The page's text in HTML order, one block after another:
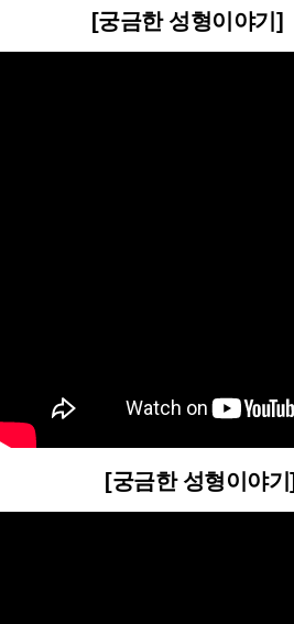
[궁금한 성형이야기]
[궁금한 성형이야기]